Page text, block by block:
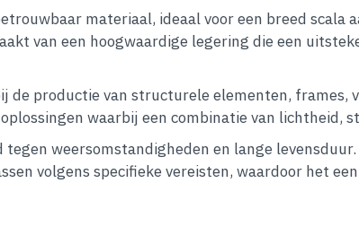
materiaal, ideaal voor een breed scala
van een hoogwaardige legering die een
productie van structurele elementen, frames,
waarbij een combinatie van lichtheid,
weersomstandigheden en lange
volgens specifieke vereisten, waardoor het